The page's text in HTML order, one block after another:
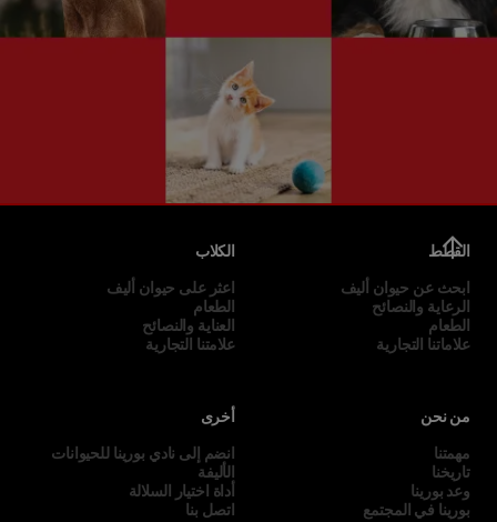
القطط
ابحث عن حيوان أليف
الرعاية والنصائح
الطعام
علاماتنا التجارية
الكلاب
اعثر على حيوان أليف
الطعام
العناية والنصائح
علامتنا التجارية
من نحن
مهمتنا
تاريخنا
وعد بورينا
بورينا في المجتمع
أخرى
انضم إلى نادي بورينا للحيوانات
الأليفة
أداة اختيار السلالة
اتصل بنا